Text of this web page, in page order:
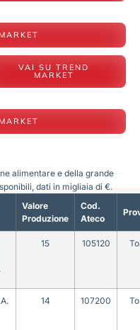
VAI SU TREND
MARKET
Valore
Produzione
Cod.
Ateco
15 105120
14 107200
alimentare e della grande
dati in migliaia di €.